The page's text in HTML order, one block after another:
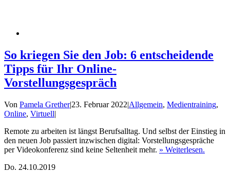
So kriegen Sie den Job: 6 entscheidende
Tipps für Ihr Online-
Vorstellungsgespräch
Von Pamela Grether|23. Februar 2022|Allgemein, Medientraining,
Online, Virtuell|
Remote zu arbeiten ist längst Berufsalltag. Und selbst der Einstieg in
den neuen Job passiert inzwischen digital: Vorstellungsgespräche
per Videokonferenz sind keine Seltenheit mehr. » Weiterlesen.
Do. 24.10.2019